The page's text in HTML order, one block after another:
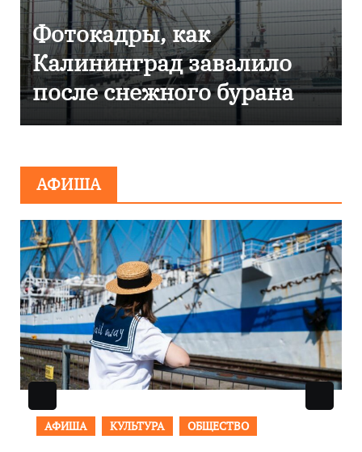
как
завалило
снежного бурана
АФИША
АФИША